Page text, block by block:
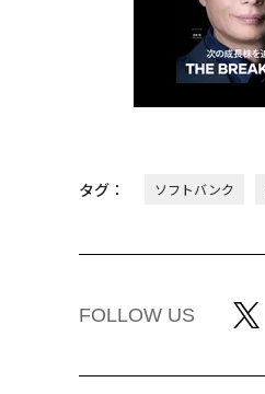
タグ： ソフトバンク
FOLLOW US